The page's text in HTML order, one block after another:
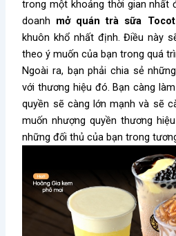
trong một khoảng thời gian nhất
doanh mở quán trà sữa
khuôn khổ nhất định. Điều này
theo ý muốn của bạn trong quá
Ngoài ra, bạn phải chia sẻ
với thương hiệu đó. Bạn càng
quyền sẽ càng lớn mạnh và sẽ
muốn nhượng quyền thương
những đối thủ của bạn trong